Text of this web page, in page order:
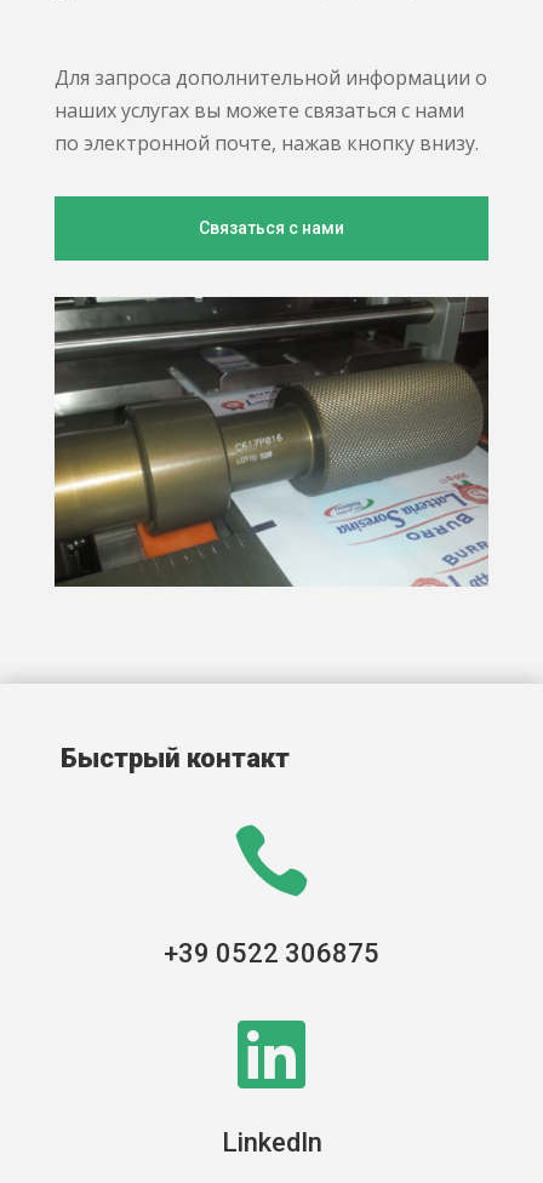
Для запроса дополнительной информации о
наших услугах вы можете связаться с нами
по электронной почте, нажав кнопку внизу.
Связаться с нами
Быстрый контакт

+39 0522 306875

LinkedIn